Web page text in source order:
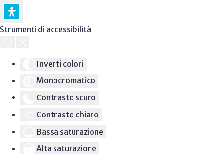
Strumenti di accessibilità
Inverti colori
Monocromatico
Contrasto scuro
Contrasto chiaro
Bassa saturazione
Alta saturazione